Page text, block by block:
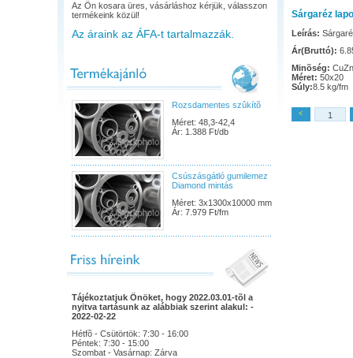
Az Ön kosara üres, vásárláshoz kérjük, válasszon
termékeink közül!
Az áraink az ÁFA-t tartalmazzák.
Rozsdamentes szûkítõ
Méret: 48,3-42,4
Ár: 1.388 Ft/db
Csúszásgátló gumilemez
Diamond mintás
Méret: 3x1300x10000 mm
Ár: 7.979 Ft/fm
Tájékoztatjuk Önöket, hogy 2022.03.01-tõl a
nyitva tartásunk az alábbiak szerint alakul: -
2022-02-22
Hétfõ - Csütörtök: 7:30 - 16:00
Péntek: 7:30 - 15:00
Szombat - Vasárnap: Zárva
Sárgaréz
Leírás:
Ár(Bruttó):
Minõség:
Méret: 50x20
Súly:8.5 kg/fm
<